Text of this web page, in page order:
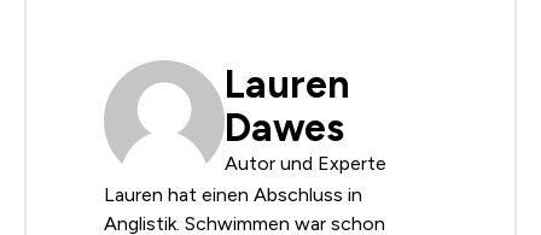
Lauren
Dawes
Autor und Experte
Lauren hat einen Abschluss in
Anglistik. Schwimmen war schon